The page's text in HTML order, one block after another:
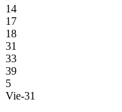
14
17
18
31
33
39
5
Vie-31